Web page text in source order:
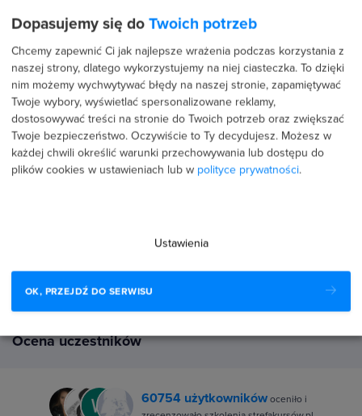
13 Rozstrzyganie sporów
14 Szukanie pracy
rozwija.
Ocena uczestników
60754 użytkownikówoceniło i
Dopasujemy się do Twoich potrzeb
Chcemy zapewnić Ci jak najlepsze wrażenia podczas korzystania z
naszej strony, dlatego wykorzystujemy na niej ciasteczka. To dzięki
nim możemy wychwytywać błędy na naszej stronie, zapamiętywać
Twoje wybory, wyświetlać spersonalizowane reklamy,
dostosowywać treści na stronie do Twoich potrzeb oraz zwiększać
Twoje bezpieczeństwo. Oczywiście to Ty decydujesz. Możesz w
każdej chwili określić warunki przechowywania lub dostępu do
plików cookies w ustawieniach lub w polityce prywatności.
Ustawienia
OK, PRZEJDŹ DO SERWISU